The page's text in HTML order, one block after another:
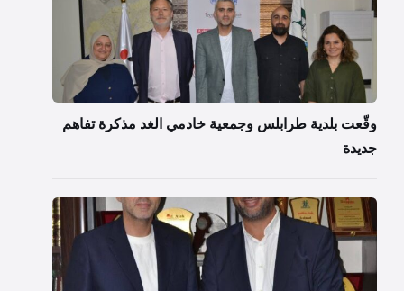
وقّعت بلدية طرابلس وجمعية خادمي الغد مذكرة تفاهم
جديدة